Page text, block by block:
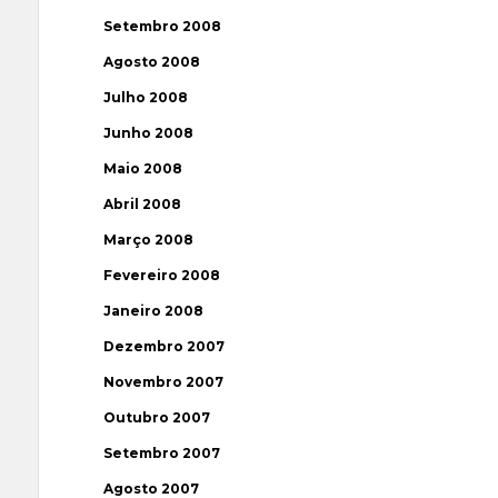
Setembro 2008
Agosto 2008
Julho 2008
Junho 2008
Maio 2008
Abril 2008
Março 2008
Fevereiro 2008
Janeiro 2008
Dezembro 2007
Novembro 2007
Outubro 2007
Setembro 2007
Agosto 2007